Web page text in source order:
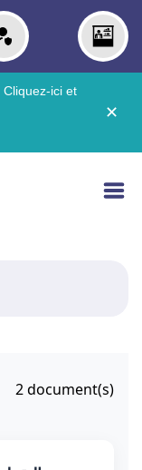
Cliquez-ici et
✕
2document(s)